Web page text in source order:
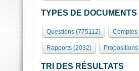
TYPES DE DOCUMENTS
Questions (775112)
Rapports (2032)
TRI DES RÉSULTATS